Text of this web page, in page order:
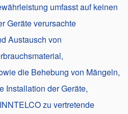
umfasst auf keinen
Geräte verursachte
Austausch von
die Behebung von Mängeln,
Installation der Geräte,
zu vertretende